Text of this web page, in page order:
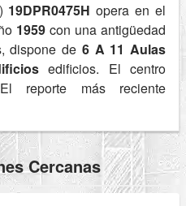
19DPR0475H opera en el
1959 con una antigüedad
dispone de 6 A 11 Aulas
edificios. El centro
reporte más reciente
Cercanas